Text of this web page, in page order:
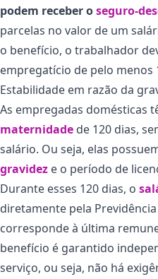
podem receber oseguro-
parcelas no valor de um
o benefício, o trabalhador
empregatício de pelo menos
Estabilidade em razão da
As empregadas domésticas
maternidade de 120 dias,
salário. Ou seja, elas
gravidez e o período de
Durante esses 120 dias, o
diretamente pela
corresponde à última
benefício é garantido
serviço, ou seja, não há